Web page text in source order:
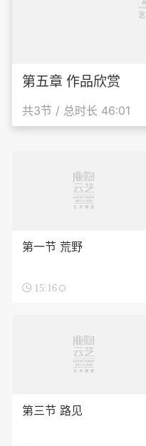
第五章 作品欣赏
共3节 / 总时长 46:01
第一节 荒野
 15:16
第三节 路见